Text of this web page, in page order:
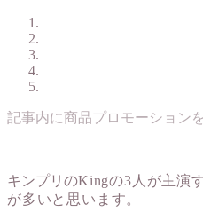
記事内に商品プロモーション
キンプリのKingの3人が主演
が多いと思います。